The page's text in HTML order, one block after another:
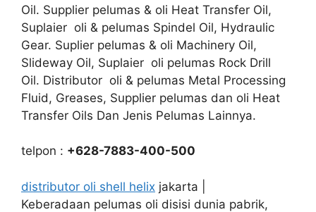
Oil. Supplier pelumas & oli Heat Transfer Oil,
Suplaier oli & pelumas Spindel Oil, Hydraulic
Gear. Suplier pelumas & oli Machinery Oil,
Slideway Oil, Suplaier oli pelumas Rock Drill
Oil. Distributor oli & pelumas Metal Processing
Fluid, Greases, Supplier pelumas dan oli Heat
Transfer Oils Dan Jenis Pelumas Lainnya.
telpon : +628-7883-400-500
distributor oli shell helix jakarta |
Keberadaan pelumas oli disisi dunia pabrik,